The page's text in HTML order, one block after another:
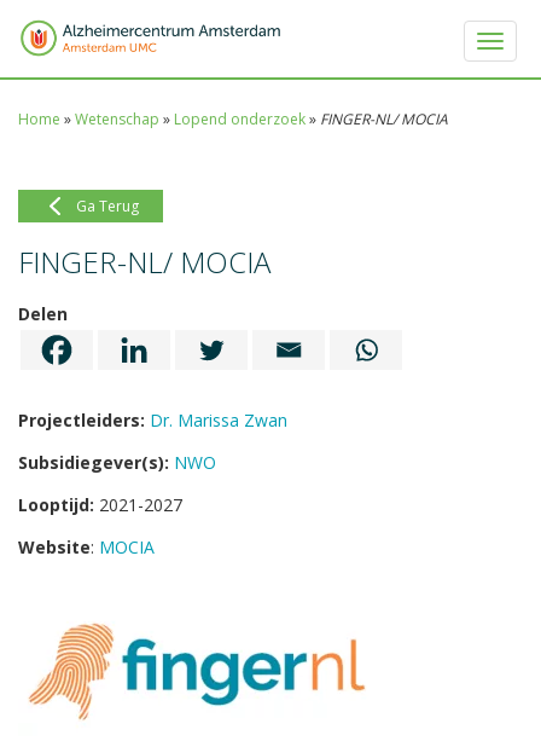
Toggle
Home »Wetenschap » Lopend onderzoek» FINGER-NL/ MOCIA
Ga Terug
FINGER-NL/ MOCIA
Delen
Projectleiders: Dr. Marissa Zwan
Subsidiegever(s): NWO
Looptijd: 2021-2027
Website: MOCIA